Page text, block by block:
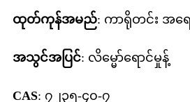
ထုတ်ကုန်အမည်: ကာရိုတင်း အရ
အသွင်အပြင်: လိမ္မော်ရောင်မှုန့်
CAS: ၇၂၃၅-၄၀-၇